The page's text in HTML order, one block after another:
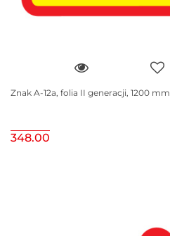
Znak A-12a, folia II generacji, 1200 mm
348.00